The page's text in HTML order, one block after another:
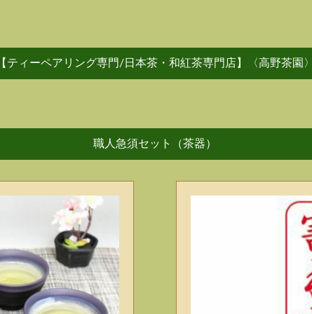
【ティーペアリング専門/日本茶・和紅茶専門店】〈高野茶園
職人急須セット（茶器）